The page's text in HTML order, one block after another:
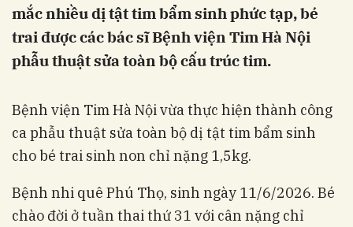
mắc nhiều dị tật tim bẩm sinh phức tạp, bé
trai được các bác sĩ Bệnh viện Tim Hà Nội
phẫu thuật sửa toàn bộ cấu trúc tim.
Bệnh viện Tim Hà Nội vừa thực hiện thành công
ca phẫu thuật sửa toàn bộ dị tật tim bẩm sinh
cho bé trai sinh non chỉ nặng 1,5kg.
Bệnh nhi quê Phú Thọ, sinh ngày 11/6/2026. Bé
chào đời ở tuần thai thứ 31 với cân nặng chỉ